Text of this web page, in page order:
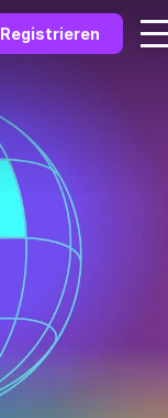
Registrieren